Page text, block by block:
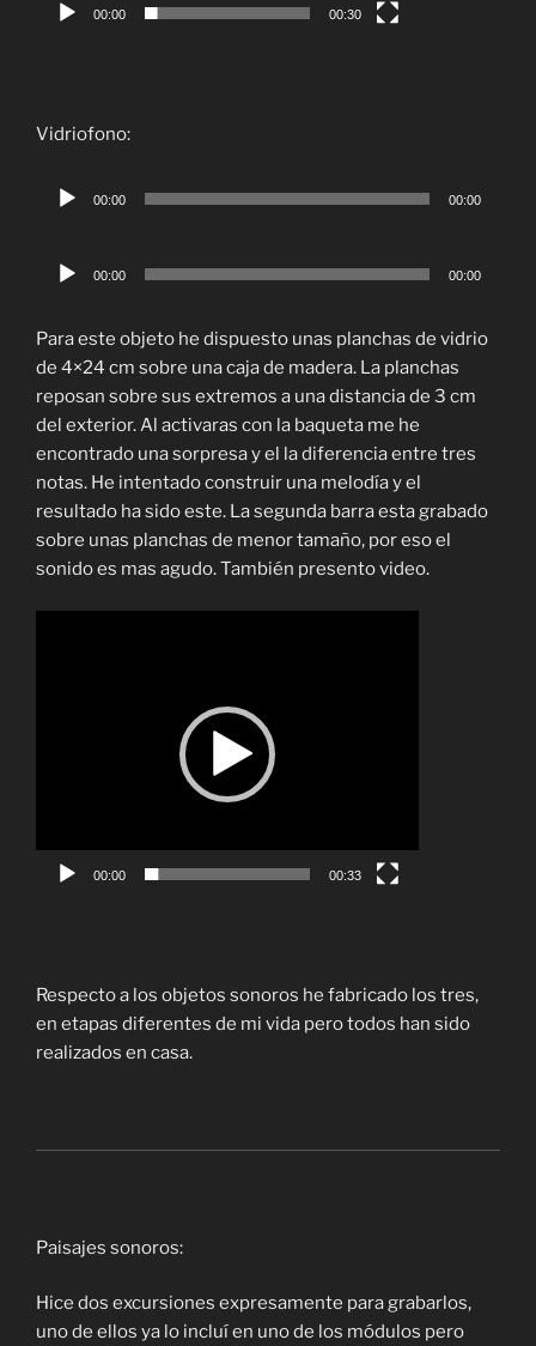
00:00 00:30
Vidriofono:
Reproductor
00:00 00:00
Reproductor
00:00 00:00
Para este objeto he dispuesto unas planchas de vidrio
de 4×24 cm sobre una caja de madera. La planchas
reposan sobre sus extremos a una distancia de 3 cm
del exterior. Al activaras con la baqueta me he
encontrado una sorpresa y el la diferencia entre tres
notas. He intentado construir una melodía y el
resultado ha sido este. La segunda barra esta grabado
sobre unas planchas de menor tamaño, por eso el
sonido es mas agudo. También presento video.
00:00 00:33
Respecto a los objetos sonoros he fabricado los tres,
en etapas diferentes de mi vida pero todos han sido
realizados en casa.
Paisajes sonoros:
Hice dos excursiones expresamente para grabarlos,
uno de ellos ya lo incluí en uno de los módulos pero